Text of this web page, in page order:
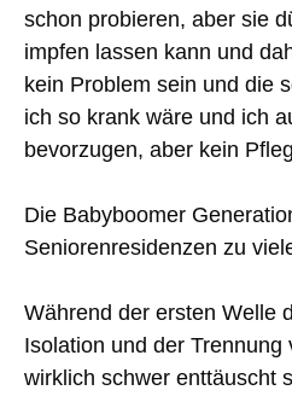
schon probieren, aber sie
impfen lassen kann und
kein Problem sein und die
ich so krank wäre und ich
bevorzugen, aber kein
Die Babyboomer
Seniorenresidenzen zu
Während der ersten Welle
Isolation und der
wirklich schwer enttäuscht